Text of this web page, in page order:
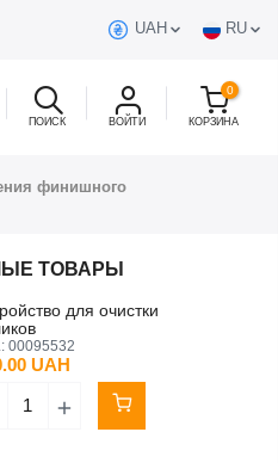
UAH RU
ПОИСК ВОЙТИ
0
КОРЗИНА
финишного
ТОВАРЫ
для очистки
00095532
UAH